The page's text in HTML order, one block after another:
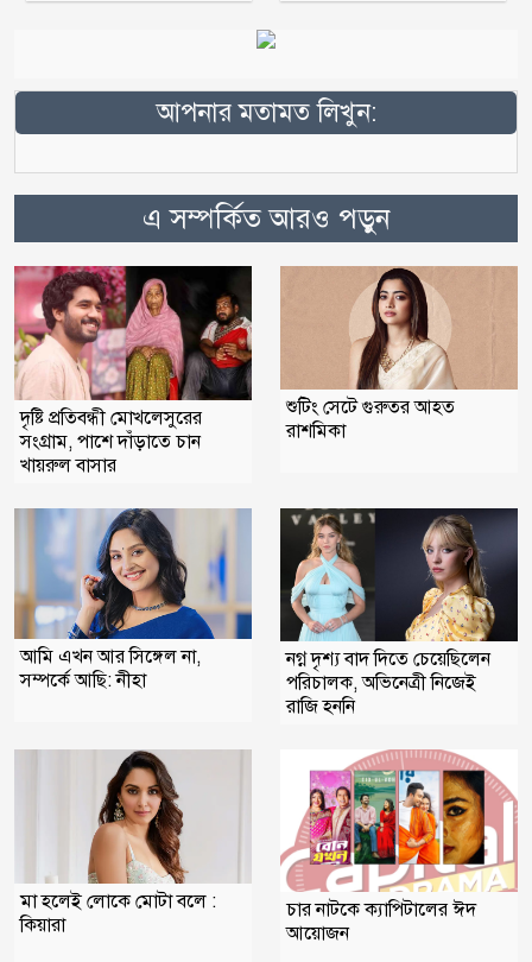
আপনার মতামত লিখুন:
এ সম্পর্কিত আরও পড়ুন
দৃষ্টি প্রতিবন্ধী মোখলেসুরের
সংগ্রাম, পাশে দাঁড়াতে চান
খায়রুল বাসার
শুটিং সেটে গুরুতর আহত
রাশমিকা
আমি এখন আর সিঙ্গেল না,
সম্পর্কে আছি: নীহা
নগ্ন দৃশ্য বাদ দিতে চেয়েছিলেন
পরিচালক, অভিনেত্রী নিজেই
রাজি হননি
মা হলেই লোকে মোটা বলে :
কিয়ারা
চার নাটকে ক্যাপিটালের ঈদ
আয়োজন